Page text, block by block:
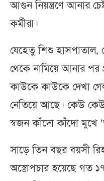
আগুন নিয়ন্ত্রণে আনার
কর্মীরা।
যেহেতু শিশু হাসপাতাল,
থেকে নামিয়ে আনার পর
কাউকে কাউকে দেখা
নেতিয়ে আছে। কেউ
স্বজন কাঁদো কাঁদো মুখে
সাড়ে তিন বছর বয়সী
অস্ত্রোপচার হয়েছে গত